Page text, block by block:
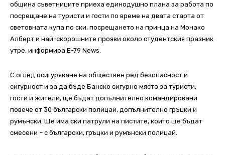
община съветниците приеха единодушно плана за работа по
посрещане на туристи и гости по време на двата старта от
световната купа по ски, посрещането на принца на Монако
Алберт и най-скорошните прояви около студентския празник
утре, информира E-79 News.
С оглед осигуряване на обществен ред безопасност и
сигурност и за да бъде Банско сигурно място за туристи,
гости и жители, ще бъдат допълнително командировани
повече от 30 български полицаи, допълнително гръцки и
румънски. Ще има ски патрули на пистите, които ще бъдат
смесени – с български, гръцки и румънски полицай.